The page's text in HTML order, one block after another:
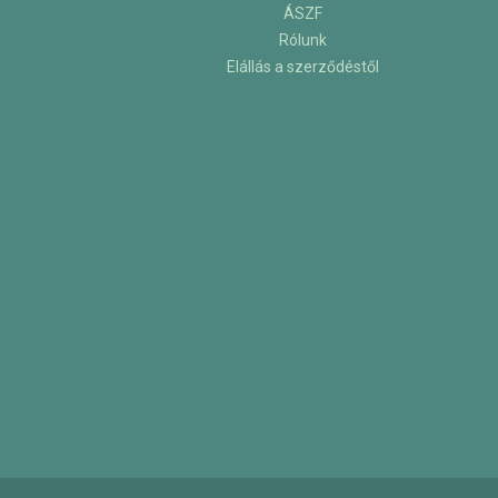
ÁSZF
Rólunk
Elállás a szerződéstől